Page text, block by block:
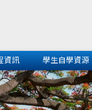
資訊 學生自學資源